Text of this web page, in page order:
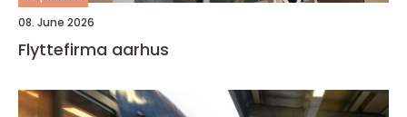
08. June 2026
Flyttefirma aarhus